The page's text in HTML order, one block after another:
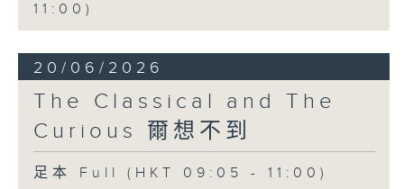
11:00)
20/06/2026
The Classical and The
Curious 爾想不到
足本 Full (HKT 09:05 - 11:00)